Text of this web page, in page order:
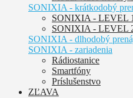
SONIXIA - krátkodobý
SONIXIA - LEVEL
SONIXIA - LEVEL
SONIXIA - dlhodobý
SONIXIA - zariadenia
Rádiostanice
Smartfóny
Príslušenstvo
ZĽAVA